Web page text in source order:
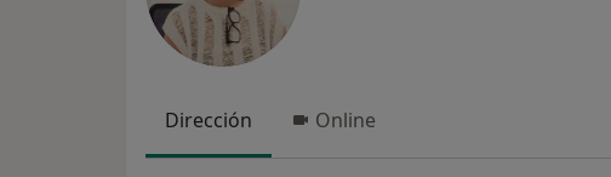
Dirección Online